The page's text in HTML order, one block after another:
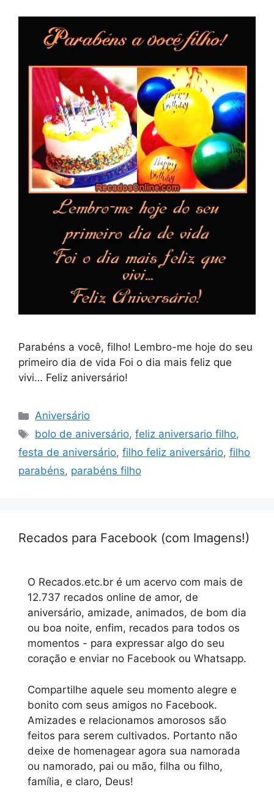
Parabéns a você, filho! Lembro-me hoje do seu
primeiro dia de vida Foi o dia mais feliz que
vivi… Feliz aniversário!
Categorias
Aniversário
Tags
bolo de aniversário,feliz aniversario filho,
festa de aniversário, filho feliz aniversário, filho
parabéns, parabéns filho
Recados para Facebook (com Imagens!)
O Recados.etc.br é um acervo com mais de
12.737 recados online de amor, de
aniversário, amizade, animados, de bom dia
ou boa noite, enfim, recados para todos os
momentos - para expressar algo do seu
coração e enviar no Facebook ou Whatsapp.
Compartilhe aquele seu momento alegre e
bonito com seus amigos no Facebook.
Amizades e relacionamos amorosos são
feitos para serem cultivados. Portanto não
deixe de homenagear agora sua namorada
ou namorado, pai ou mão, filha ou filho,
família, e claro, Deus!